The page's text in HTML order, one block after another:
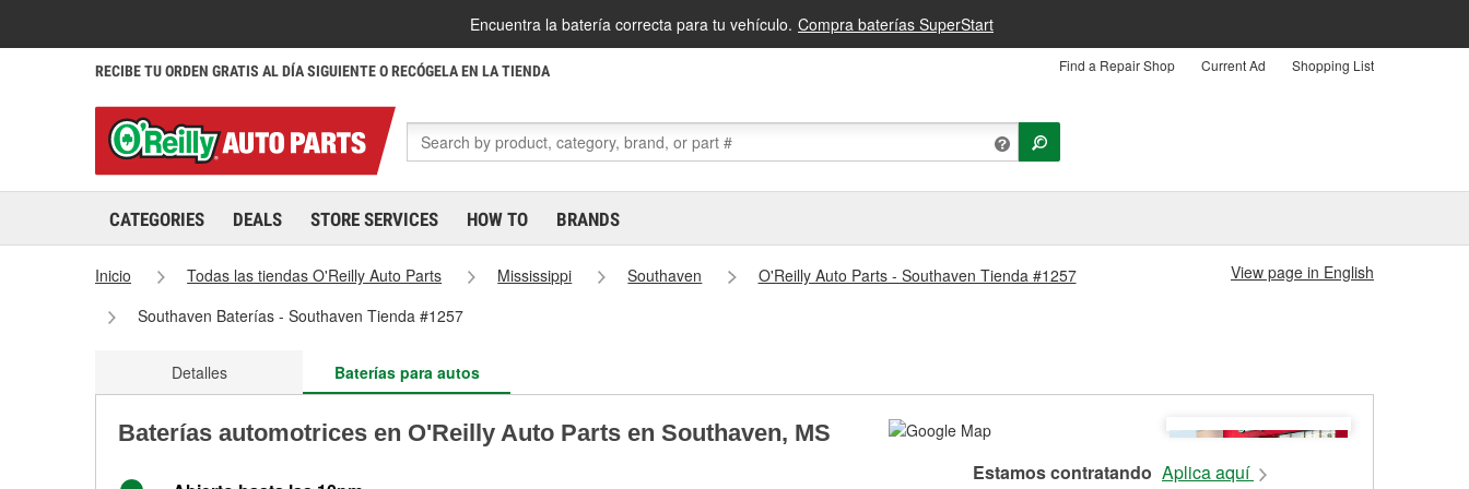
Encuentra la batería correcta para tu vehículo. Compra baterías SuperStart
RECIBE TU ORDEN GRATIS AL DÍA SIGUIENTE O RECÓGELA EN LA TIENDA Find a Repair Shop Current Ad Shopping List
CATEGORIES DEALS STORE SERVICES HOW TO BRANDS
Inicio Todas las tiendas O'Reilly Auto Parts Mississippi Southaven
O'Reilly Auto Parts - Southaven Tienda #1257
Southaven Baterías - Southaven Tienda #1257
View page in English
Detalles Baterías para autos
Baterías automotrices en O'Reilly Auto Parts en Southaven, MS
Estamos contratando Aplica aquí